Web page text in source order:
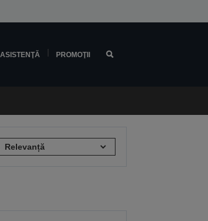
ASISTENŢĂ PROMOŢII